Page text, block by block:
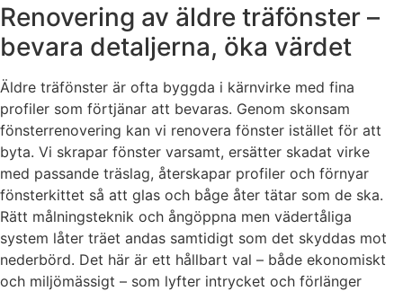
Renovering av äldre träfönster –
bevara detaljerna, öka värdet
Äldre träfönster är ofta byggda i kärnvirke med fina
profiler som förtjänar att bevaras. Genom skonsam
fönsterrenovering kan vi renovera fönster istället för att
byta. Vi skrapar fönster varsamt, ersätter skadat virke
med passande träslag, återskapar profiler och förnyar
fönsterkittet så att glas och båge åter tätar som de ska.
Rätt målningsteknik och ångöppna men vädertåliga
system låter träet andas samtidigt som det skyddas mot
nederbörd. Det här är ett hållbart val – både ekonomiskt
och miljömässigt – som lyfter intrycket och förlänger